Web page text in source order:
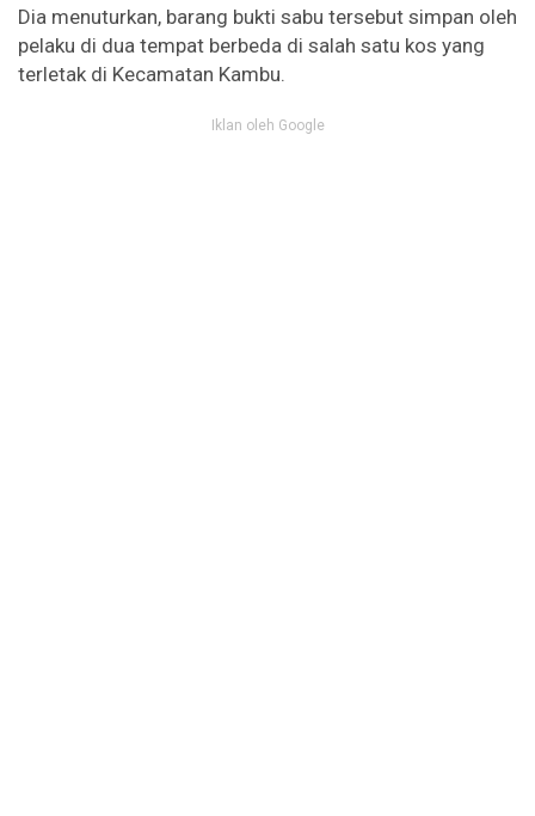
Dia menuturkan, barang bukti sabu tersebut simpan oleh
pelaku di dua tempat berbeda di salah satu kos yang
terletak di Kecamatan Kambu.
Iklan oleh Google